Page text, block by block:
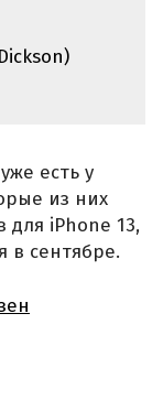
есть у
из них
iPhone 13,
в сентябре.